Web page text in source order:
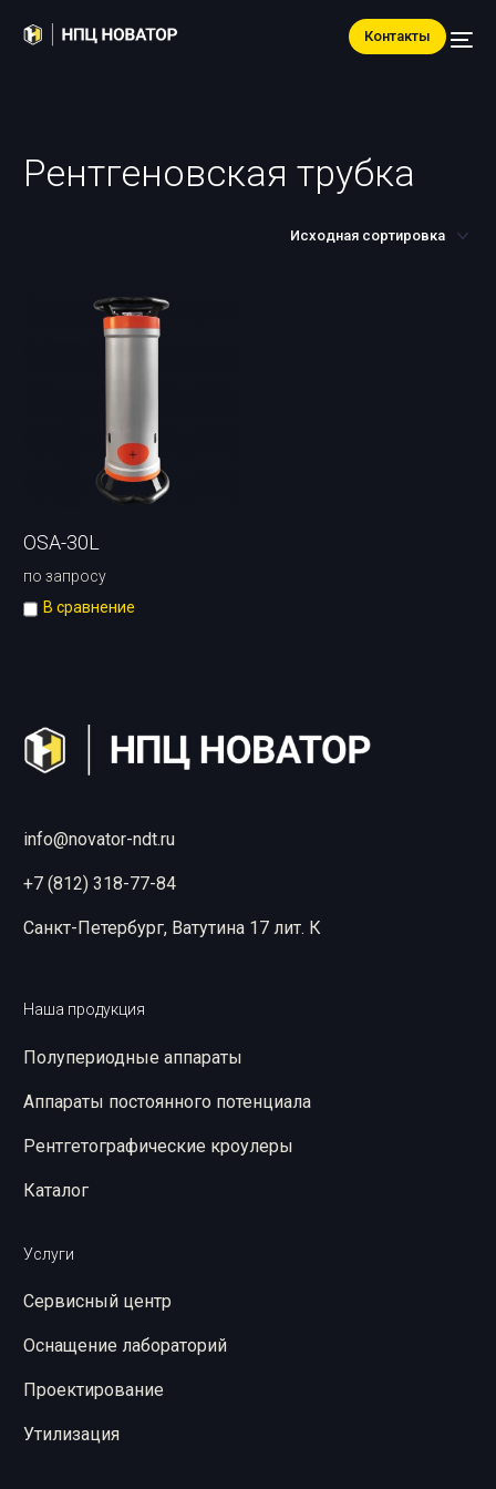
Контакты
Рентгеновская трубка
OSA-30L
по запросу
В корзину
В сравнение
info@novator-ndt.ru
+7 (812) 318-77-84
Санкт-Петербург, Ватутина 17 лит. К
Наша продукция
Полупериодные аппараты
Аппараты постоянного потенциала
Рентгетографические кроулеры
Каталог
Услуги
Сервисный центр
Оснащение лабораторий
Проектирование
Утилизация